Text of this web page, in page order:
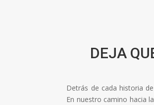
DEJA
Detrás de cada historia
En nuestro camino hacia